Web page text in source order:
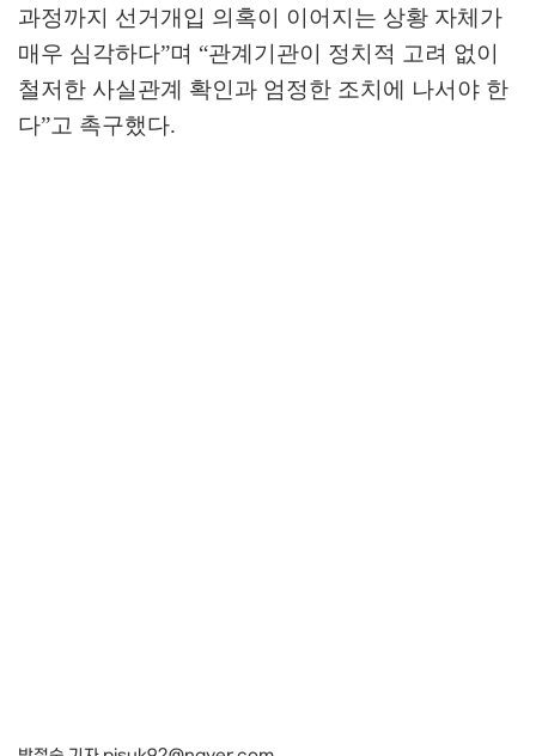
과정까지 선거개입 의혹이 이어지는 상황 자체가
매우 심각하다”며 “관계기관이 정치적 고려 없이
철저한 사실관계 확인과 엄정한 조치에 나서야 한
다”고 촉구했다.